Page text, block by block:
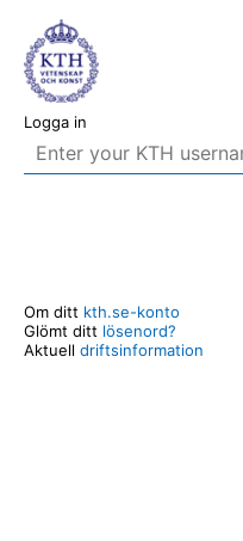
Logga in
Om ditt kth.se-konto
Glömt ditt lösenord?
Aktuell driftsinformation